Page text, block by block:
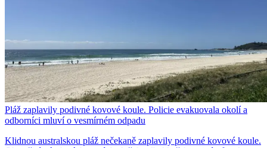
Pláž zaplavily podivné kovové koule. Policie evakuovala okolí a
odborníci mluví o vesmírném odpadu
Klidnou australskou pláž nečekaně zaplavily podivné kovové koule.